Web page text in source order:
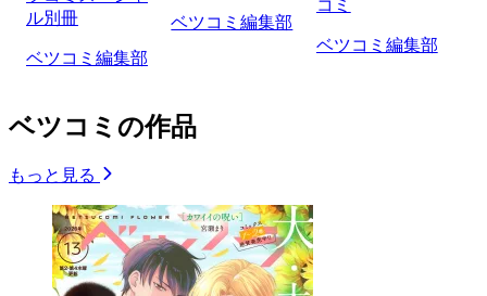
ル別冊
ベツコミ編集部
ベツコミ編集部
コミ
ベツコミ編集部
ベツコミの作品
もっと見る